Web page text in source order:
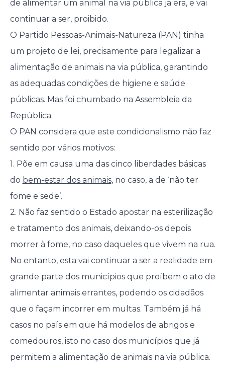
de alimentar um animal na via pública já era, e vai
continuar a ser, proibido.
O Partido Pessoas-Animais-Natureza (PAN) tinha
um projeto de lei, precisamente para legalizar a
alimentação de animais na via pública, garantindo
as adequadas condições de higiene e saúde
públicas. Mas foi chumbado na Assembleia da
República.
O PAN considera que este condicionalismo não faz
sentido por vários motivos:
1. Põe em causa uma das cinco liberdades básicas
do bem-estar dos animais, no caso, a de ‘não ter
fome e sede’.
2. Não faz sentido o Estado apostar na esterilização
e tratamento dos animais, deixando-os depois
morrer à fome, no caso daqueles que vivem na rua.
No entanto, esta vai continuar a ser a realidade em
grande parte dos municípios que proíbem o ato de
alimentar animais errantes, podendo os cidadãos
que o façam incorrer em multas. Também já há
casos no país em que há modelos de abrigos e
comedouros, isto no caso dos municípios que já
permitem a alimentação de animais na via pública.